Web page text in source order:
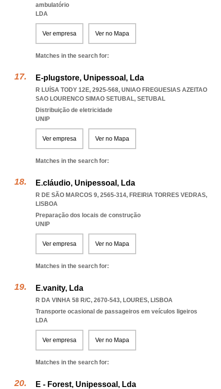
ambulatório
LDA
Ver empresa Ver no Mapa
Matches in the search for:
E-plugstore, Unipessoal, Lda
R LUÍSA TODY 12E, 2925-568, UNIAO FREGUESIAS AZEITAO
SAO LOURENCO SIMAO SETUBAL, SETUBAL
Distribuição de eletricidade
UNIP
Ver empresa Ver no Mapa
Matches in the search for:
E.cláudio, Unipessoal, Lda
R DE SÃO MARCOS 9, 2565-314, FREIRIA TORRES VEDRAS,
LISBOA
Preparação dos locais de construção
UNIP
Ver empresa Ver no Mapa
Matches in the search for:
E.vanity, Lda
R DA VINHA 58 R/C, 2670-543, LOURES, LISBOA
Transporte ocasional de passageiros em veículos ligeiros
LDA
Ver empresa Ver no Mapa
Matches in the search for:
E - Forest, Unipessoal, Lda